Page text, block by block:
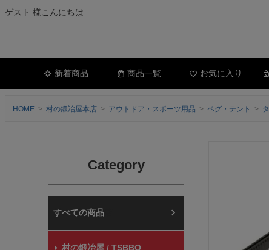
ゲスト 様こんにちは
新着商品 商品一覧 お気に入り
HOME 村の鍛冶屋本店 アウトドア・スポーツ用品 ペグ・テント
Category
村の鍛冶屋本店
村の鍛冶屋 / TSBBQ